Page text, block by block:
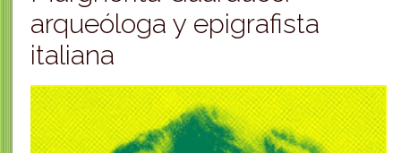
arqueóloga y epigrafista
italiana